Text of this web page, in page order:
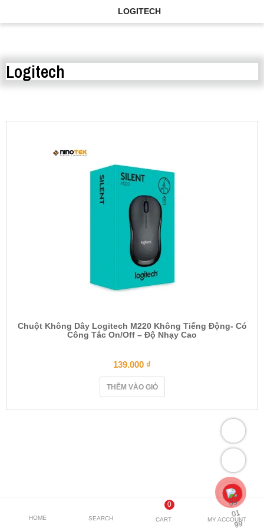
LOGITECH
Logitech
Chuột Không Dây Logitech M220 Không Tiếng Động- Có
Công Tắc On/Off – Độ Nhạy Cao
139.000 ₫
THÊM VÀO GIỎ
HOME SEARCH
0
CART MY ACCOUNT